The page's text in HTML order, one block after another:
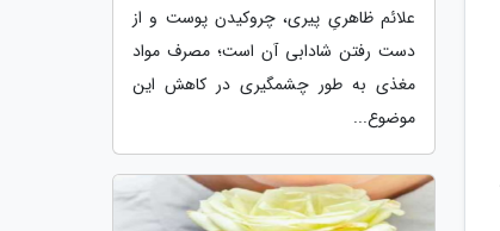
علائم ظاهریِ پیری، چروکیدن پوست و از
دست رفتن شادابی آن است؛ مصرف مواد
مغذی به طور چشمگیری در کاهش این
موضوع...